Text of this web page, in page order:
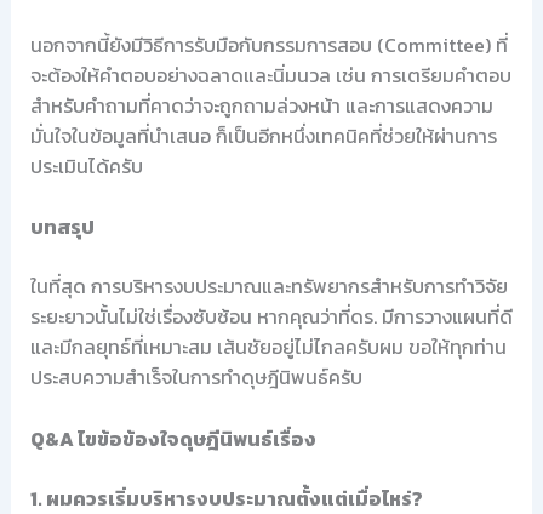
นอกจากนี้ยังมีวิธีการรับมือกับกรรมการสอบ (Committee) ที่
จะต้องให้คำตอบอย่างฉลาดและนิ่มนวล เช่น การเตรียมคำตอบ
สำหรับคำถามที่คาดว่าจะถูกถามล่วงหน้า และการแสดงความ
มั่นใจในข้อมูลที่นำเสนอ ก็เป็นอีกหนึ่งเทคนิคที่ช่วยให้ผ่านการ
ประเมินได้ครับ
บทสรุป
ในที่สุด การบริหารงบประมาณและทรัพยากรสำหรับการทำวิจัย
ระยะยาวนั้นไม่ใช่เรื่องซับซ้อน หากคุณว่าที่ดร. มีการวางแผนที่ดี
และมีกลยุทธ์ที่เหมาะสม เส้นชัยอยู่ไม่ไกลครับผม ขอให้ทุกท่าน
ประสบความสำเร็จในการทำดุษฎีนิพนธ์ครับ
Q&A ไขข้อข้องใจดุษฎีนิพนธ์เรื่อง
1. ผมควรเริ่มบริหารงบประมาณตั้งแต่เมื่อไหร่?